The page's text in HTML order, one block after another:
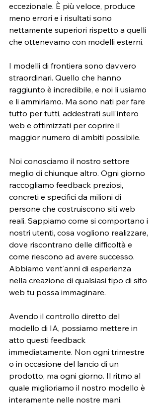
eccezionale. È più veloce, produce
meno errori e i risultati sono
nettamente superiori rispetto a quelli
che ottenevamo con modelli esterni.
I modelli di frontiera sono davvero
straordinari. Quello che hanno
raggiunto è incredibile, e noi li usiamo
e li ammiriamo. Ma sono nati per fare
tutto per tutti, addestrati sull'intero
web e ottimizzati per coprire il
maggior numero di ambiti possibile.
Noi conosciamo il nostro settore
meglio di chiunque altro. Ogni giorno
raccogliamo feedback preziosi,
concreti e specifici da milioni di
persone che costruiscono siti web
reali. Sappiamo come si comportano i
nostri utenti, cosa vogliono realizzare,
dove riscontrano delle difficoltà e
come riescono ad avere successo.
Abbiamo vent'anni di esperienza
nella creazione di qualsiasi tipo di sito
web tu possa immaginare.
Avendo il controllo diretto del
modello di IA, possiamo mettere in
atto questi feedback
immediatamente. Non ogni trimestre
o in occasione del lancio di un
prodotto, ma ogni giorno. Il ritmo al
quale miglioriamo il nostro modello è
interamente nelle nostre mani.